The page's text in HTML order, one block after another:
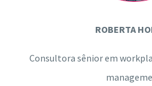
ROBERTA
Consultora sênior em